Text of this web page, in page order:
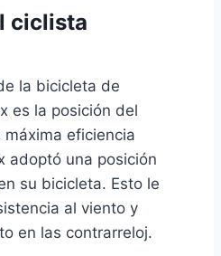
ciclista
la bicicleta de
es la posición del
eficiencia
adoptó una posición
su bicicleta. Esto le
al viento y
en las contrarreloj.